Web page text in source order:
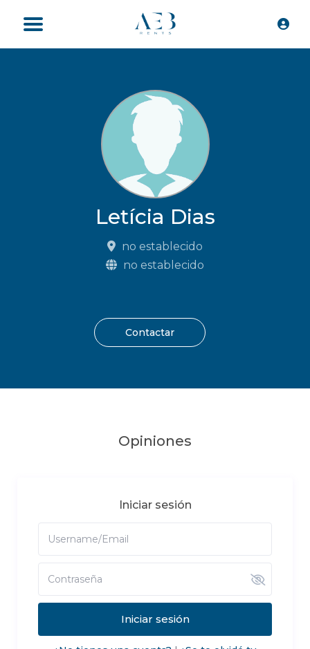
Letícia Dias
no establecido
no establecido
Contactar
Opiniones
Iniciar sesión
Iniciar sesión